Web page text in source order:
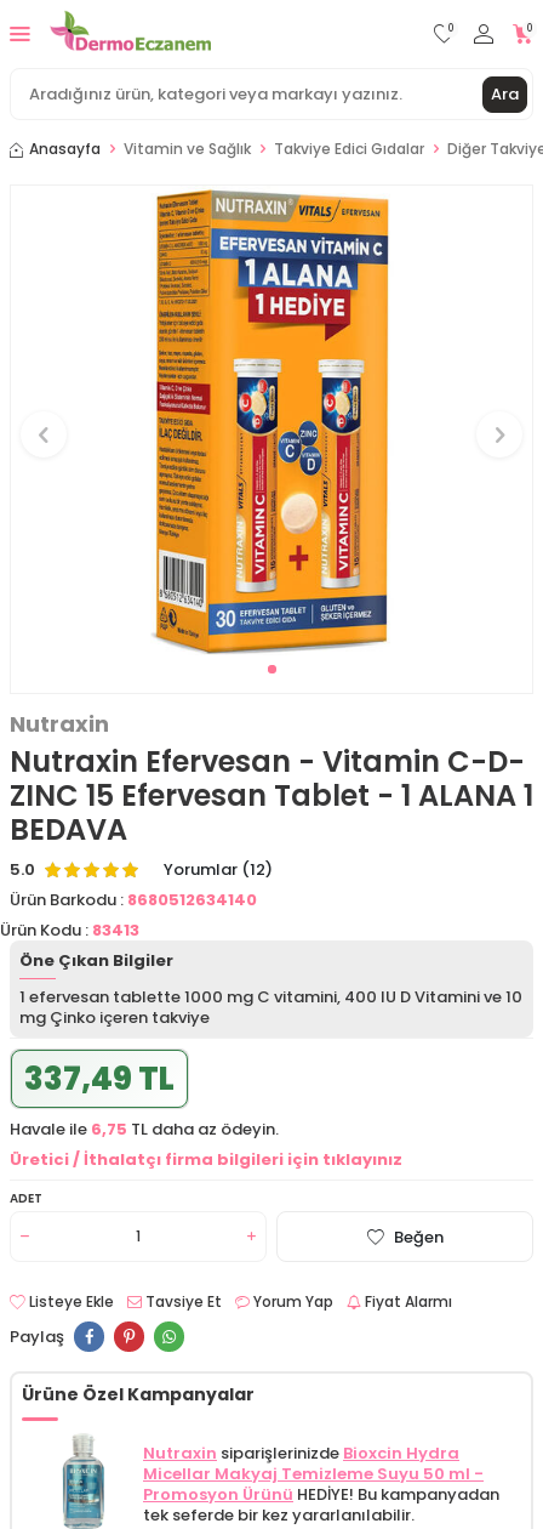
Ara
0 0
Anasayfa Vitamin ve Sağlık Takviye Edici Gıdalar Diğer
Nutraxin
Nutraxin Efervesan - Vitamin C-D-
ZINC 15 Efervesan Tablet - 1 ALANA 1
BEDAVA
5.0
Yorumlar (12)
Ürün Barkodu : 8680512634140
Ürün Kodu : 83413
Öne Çıkan Bilgiler
1 efervesan tablette 1000 mg C vitamini, 400 IU D Vitamini ve 10
mg Çinko içeren takviye
337,49 TL
Havale ile 6,75 TL daha az ödeyin.
Üretici / İthalatçı firma bilgileri için tıklayınız
ADET
Beğen
Listeye Ekle Tavsiye Et Yorum Yap Fiyat Alarmı
Paylaş
Ürüne Özel Kampanyalar
Nutraxin siparişlerinizde Bioxcin Hydra
Micellar Makyaj Temizleme Suyu 50 ml -
Promosyon Ürünü HEDİYE! Bu kampanyadan
tek seferde bir kez yararlanılabilir.